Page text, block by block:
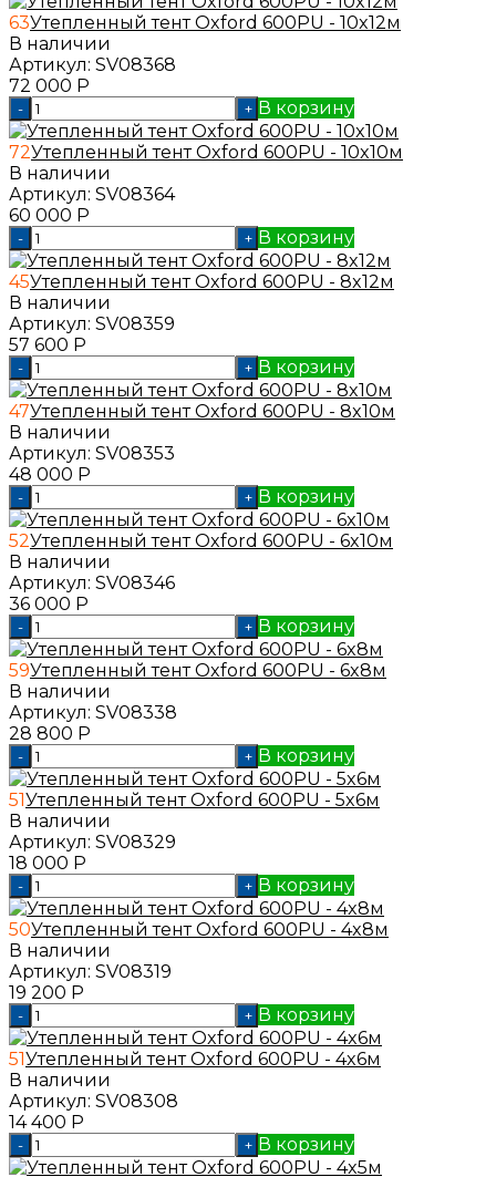
63Утепленный тент Oxford 600PU - 10x12м
В наличии
Артикул: SV08368
72 000 Р
- + В корзину
72Утепленный тент Oxford 600PU - 10x10м
В наличии
Артикул: SV08364
60 000 Р
- + В корзину
45Утепленный тент Oxford 600PU - 8x12м
В наличии
Артикул: SV08359
57 600 Р
- + В корзину
47Утепленный тент Oxford 600PU - 8x10м
В наличии
Артикул: SV08353
48 000 Р
- + В корзину
52Утепленный тент Oxford 600PU - 6x10м
В наличии
Артикул: SV08346
36 000 Р
- + В корзину
59Утепленный тент Oxford 600PU - 6x8м
В наличии
Артикул: SV08338
28 800 Р
- + В корзину
51Утепленный тент Oxford 600PU - 5x6м
В наличии
Артикул: SV08329
18 000 Р
- + В корзину
50Утепленный тент Oxford 600PU - 4x8м
В наличии
Артикул: SV08319
19 200 Р
- + В корзину
51Утепленный тент Oxford 600PU - 4x6м
В наличии
Артикул: SV08308
14 400 Р
- + В корзину